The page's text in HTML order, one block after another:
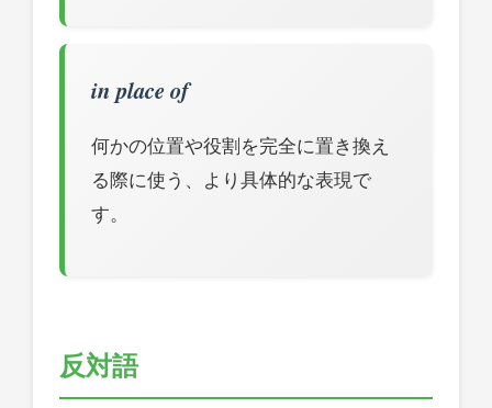
in place of
何かの位置や役割を完全に置き換え
る際に使う、より具体的な表現で
す。
反対語